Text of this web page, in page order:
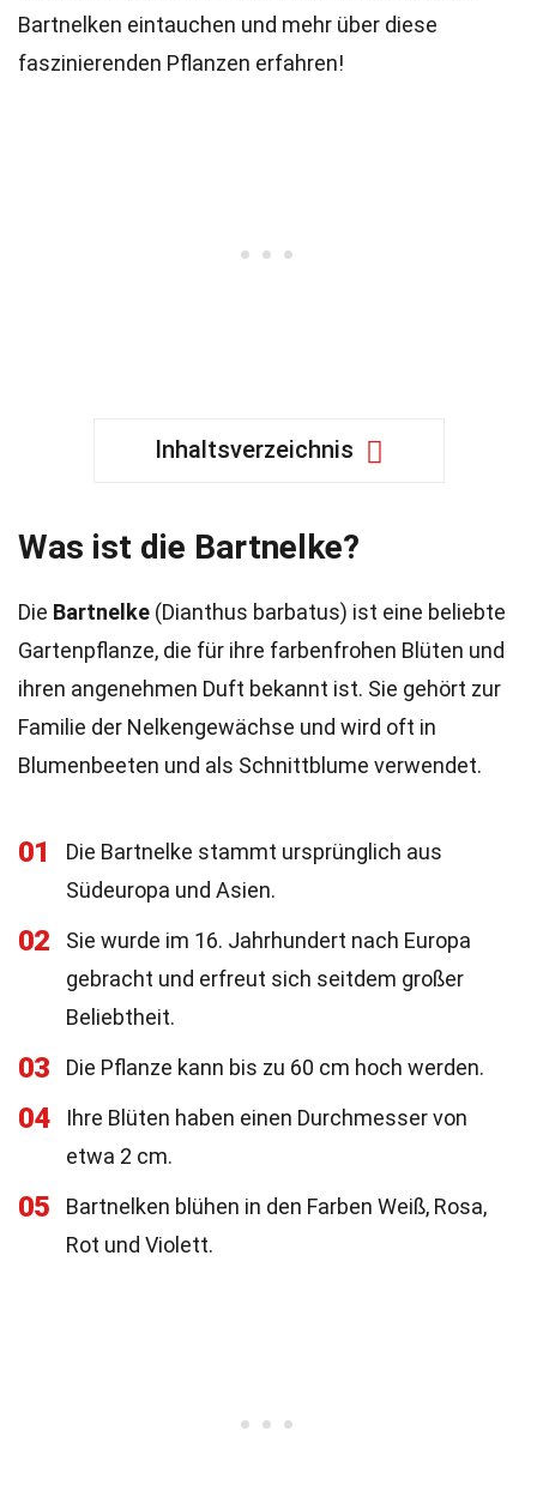
Bartnelken eintauchen und mehr über diese
faszinierenden Pflanzen erfahren!
Inhaltsverzeichnis
Was ist die Bartnelke?
Die Bartnelke (Dianthus barbatus) ist eine beliebte
Gartenpflanze, die für ihre farbenfrohen Blüten und
ihren angenehmen Duft bekannt ist. Sie gehört zur
Familie der Nelkengewächse und wird oft in
Blumenbeeten und als Schnittblume verwendet.
01
Die Bartnelke stammt ursprünglich aus
Südeuropa und Asien.
02
Sie wurde im 16. Jahrhundert nach Europa
gebracht und erfreut sich seitdem großer
Beliebtheit.
03 Die Pflanze kann bis zu 60 cm hoch werden.
04
Ihre Blüten haben einen Durchmesser von
etwa 2 cm.
05
Bartnelken blühen in den Farben Weiß, Rosa,
Rot und Violett.